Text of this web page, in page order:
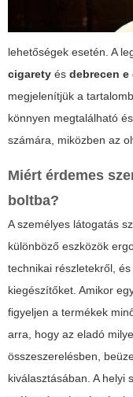
lehetőségek esetén. A
cigarety és debrecen
megjelenítjük a
könnyen megtalálható
számára, miközben az
Miért érdemes
boltba?
A személyes látogatás
különböző eszközök
technikai részletekről,
kiegészítőket. Amikor
figyeljen a termékek
arra, hogy az eladó
összeszerelésben,
kiválasztásában. A helyi